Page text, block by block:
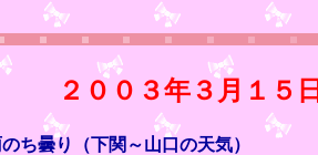
２００３年３月１５日
ち曇り（下関～山口の天気）